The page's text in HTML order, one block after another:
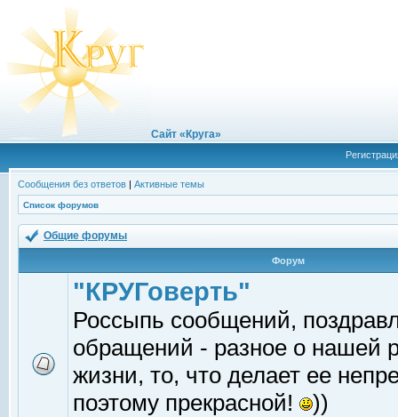
Сайт «Круга»
Сообщения без ответов | Активные темы
Список форумов
Общие форумы
Форум
"КРУГоверть"
Россыпь сообщений,
обращений - разное о нашей
жизни, то, что делает ее
поэтому прекрасной!
))